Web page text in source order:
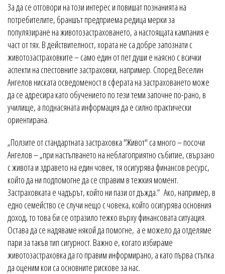
За да се отговори на този интерес и повишат познанията на
потребителите, браншът предприема редица мерки за
популязиране на животозастраховането, а настоящата кампания е
част от тях. В действителност, хората не са добре запознати с
животозастраховките – само един от пет души е наясно с всички
аспекти на спестовните застраховки, например. Според Веселин
Ангелов ниската осведоменост в сферата на застраховането може
да се адресира като обучението по тези теми започне по-рано, в
училище, а поднасяната информация да е силно практически
ориентирана.
„Ползите от стандартната застраховка "Живот" са много – посочи
Ангелов – „при настъпването на неблагоприятно събитие, свързано
с живота и здравето на един човек, тя осигурява финансов ресурс,
който да ни подпомогне да се справим в тежкия момент.
Застраховката е чадърът, който ни пази от дъжда.“ Ако, например, в
едно семейство се случи нещо с човека, който осигурява основния
доход, то това би се отразило тежко върху финансовата ситуация.
Остава да се надяваме някой да помогне, а е можело да отделяме
пари за такъв тип сигурност. Важно е, когато избираме
животозастраховка да го правим информирано, а като първа стъпка
да оценим кои са основните рискове за нас.